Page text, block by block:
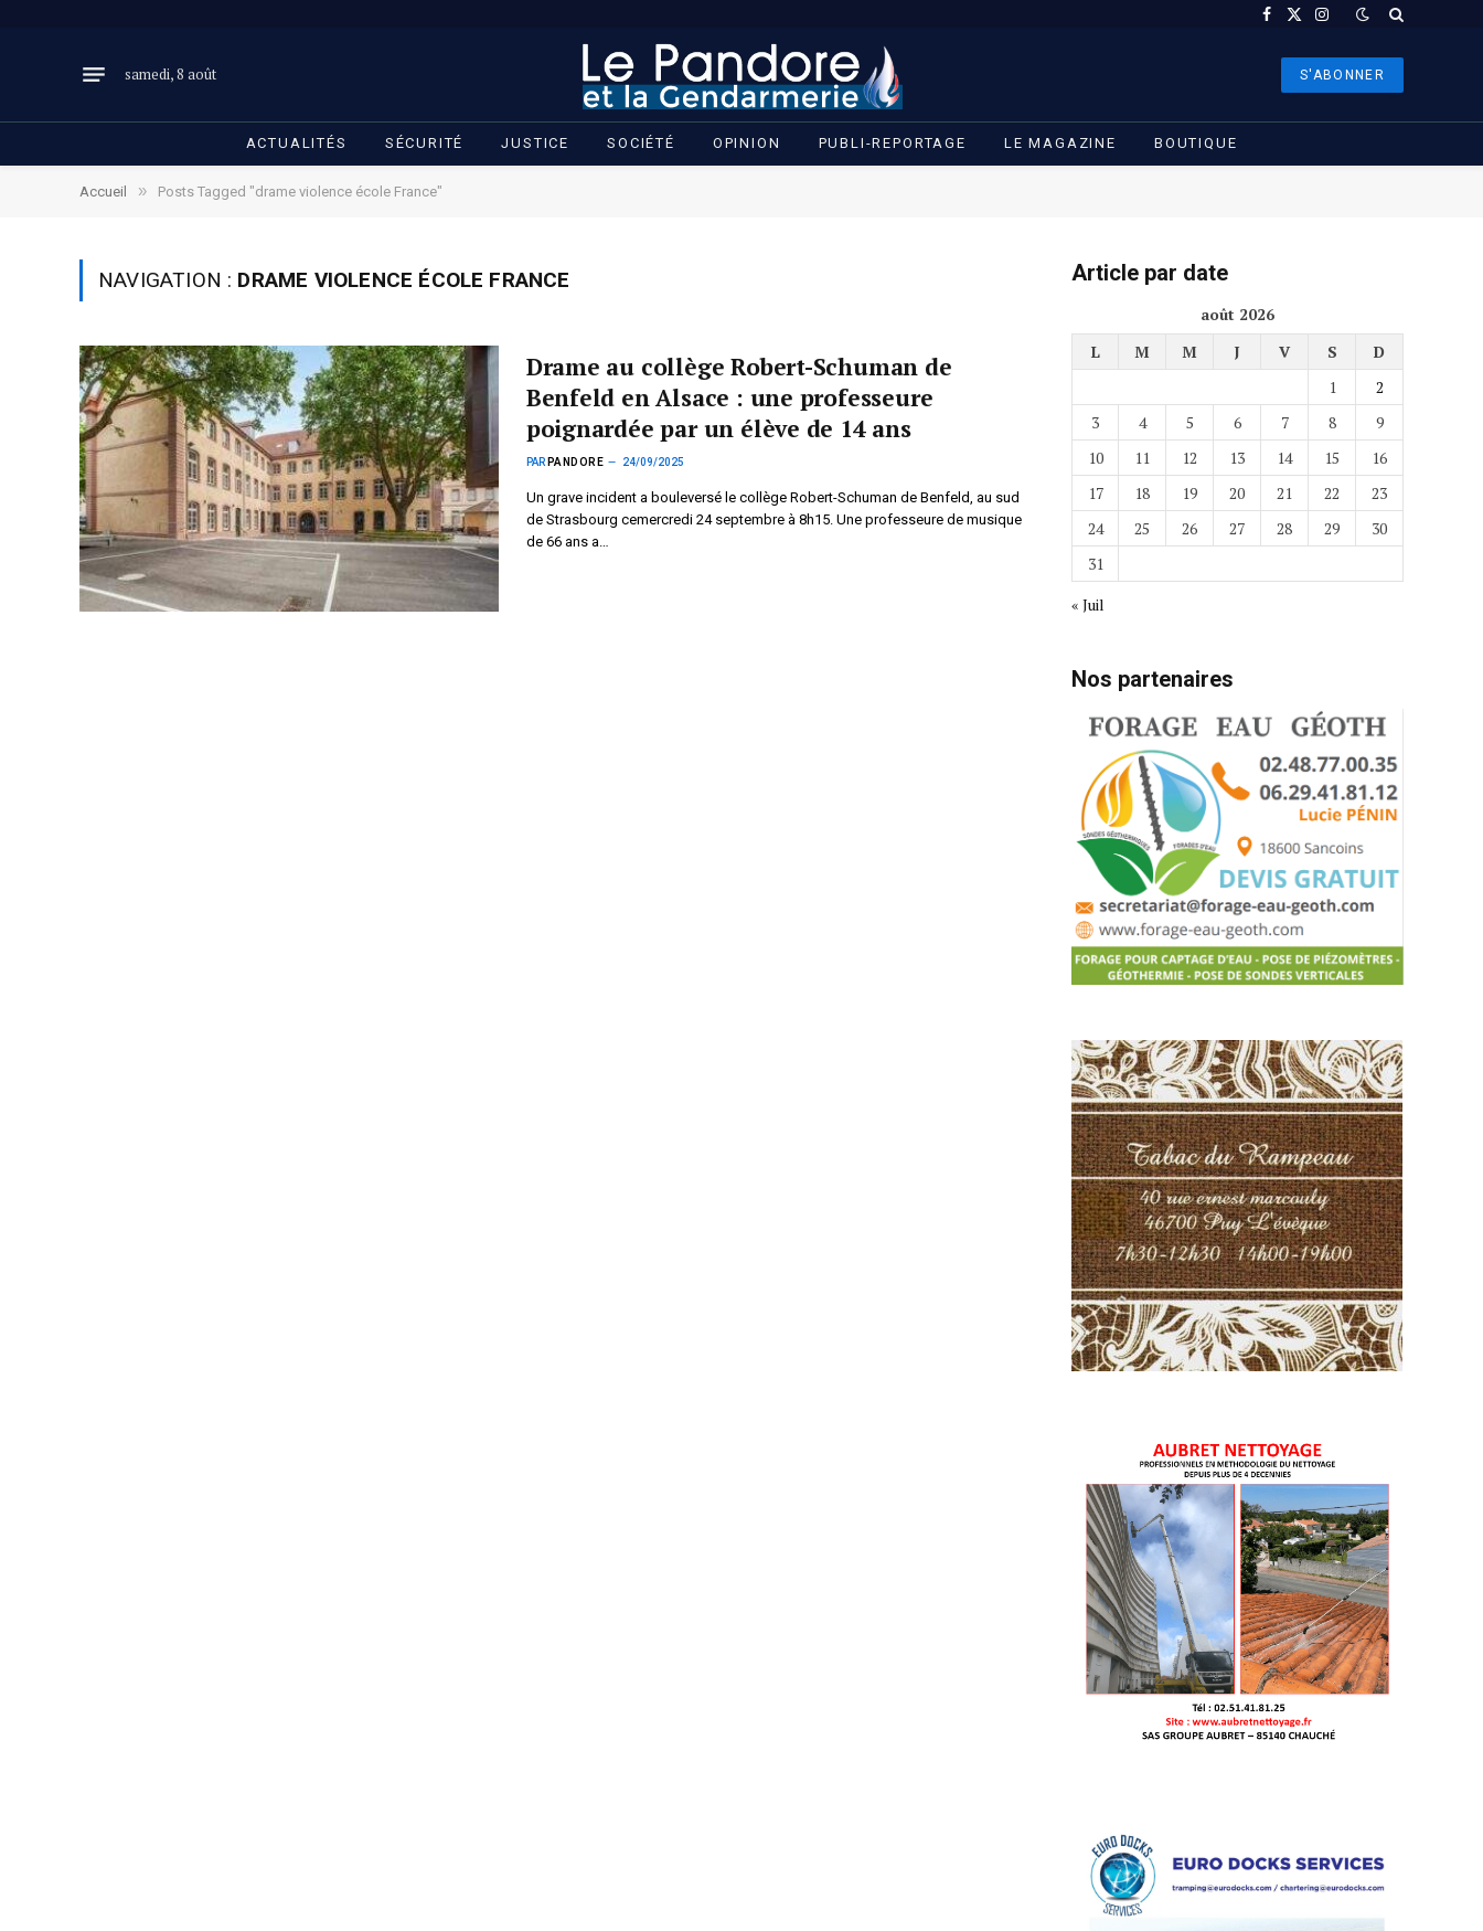
Facebook
X
Instagram
samedi, 8 août S'ABONNER
ACTUALITÉS SÉCURITÉ JUSTICE SOCIÉTÉ OPINION PUBLI-REPORTAGE LE MAGAZINE BOUTIQUE
Accueil » Posts Tagged "drame violence école France"
NAVIGATION : DRAME VIOLENCE ÉCOLE FRANCE
Drame au collège Robert-Schuman de
Benfeld en Alsace : une professeure
poignardée par un élève de 14 ans
PAR PANDORE 24/09/2025
Un grave incident a bouleversé le collège Robert-Schuman de Benfeld, au sud
de Strasbourg cemercredi 24 septembre à 8h15. Une professeure de musique
de 66 ans a…
Article par date
août 2026
L
M M J V S
D
1
2
3
4 5 6 7 8
9
10
11 12 13 14 15
16
17
18 19 20 21 22
23
24
25 26 27 28 29
30
31
« Juil
Nos partenaires